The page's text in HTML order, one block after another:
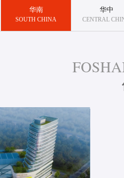
华南
SOUTH CHINA
华中
CENTRAL